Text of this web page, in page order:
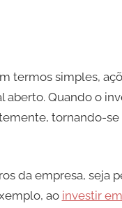
termos simples,
aberto. Quando o
tornando-se
da empresa, seja
ao investir